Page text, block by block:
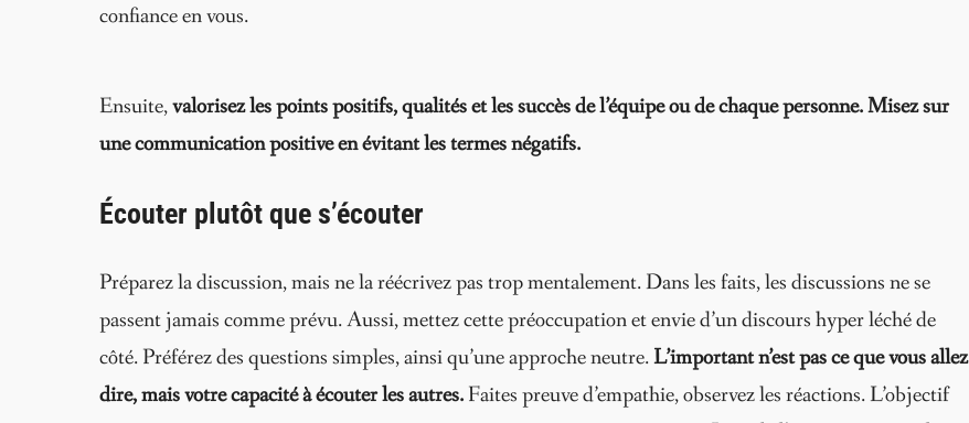
confiance en vous.
Ensuite,valorisez les points positifs, qualités et les succès de l’équipe ou de chaque personne.Misez sur
une communication positive en évitant les termes négatifs.
Écouter plutôt que s’écouter
Préparez la discussion, mais ne la réécrivez pas trop mentalement. Dans les faits, les discussions ne se
passent jamais comme prévu. Aussi, mettez cette préoccupation et envie d’un discours hyper léché de
côté. Préférez des questions simples, ainsi qu’une approche neutre.L’important n’est pas ce que vous allez
dire, mais votre capacité à écouter les autres.Faites preuve d’empathie, observez les réactions. L’objectif